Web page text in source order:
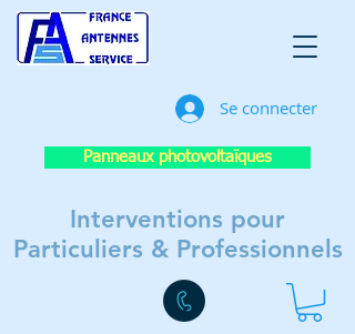
Se connecter
Panneaux photovoltaïques
Interventions pour
Particuliers & Professionnels